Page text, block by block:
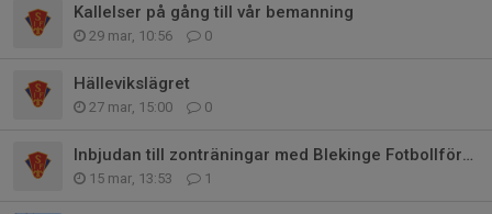
Kallelser på gång till vår bemanning
29 mar, 10:56 0
Hällevikslägret
27 mar, 15:00 0
Inbjudan till zonträningar med Blekinge Fotbollförbund
15 mar, 13:53 1